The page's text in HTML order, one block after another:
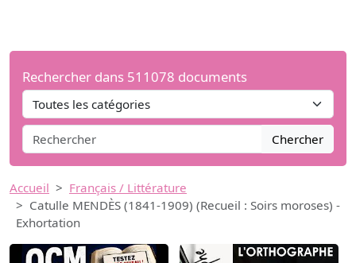
Rechercher dans 511078 documents
Chercher
Accueil
Français / Littérature
Catulle MENDÈS (1841-1909) (Recueil : Soirs moroses) -
Exhortation